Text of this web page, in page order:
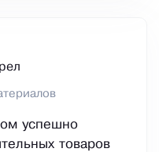
успешно
товаров